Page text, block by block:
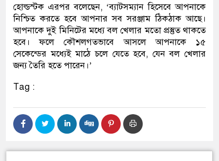
হোল্ডস্টক এরপর বলেছেন, ‘ব্যাটসম্যান হিসেবে আপনাকে
নিশ্চিত করতে হবে আপনার সব সরঞ্জাম ঠিকঠাক আছে।
আপনাকে দুই মিনিটের মধ্যে বল খেলার মতো প্রস্তুত থাকতে
হবে। ফলে কৌশলগতভাবে আসলে আপনাকে ১৫
সেকেন্ডের মধ্যেই মাঠে চলে যেতে হবে, যেন বল খেলার
জন্য তৈরি হতে পারেন।’
Tag :